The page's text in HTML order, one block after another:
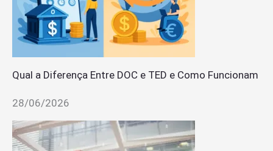
Qual a Diferença Entre DOC e TED e Como Funcionam
28/06/2026